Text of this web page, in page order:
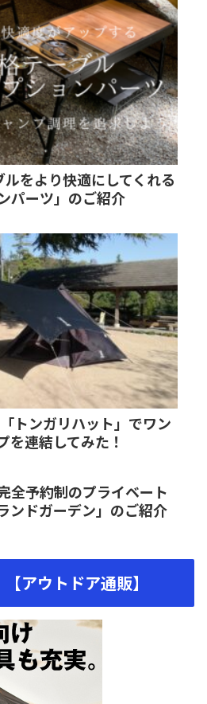
をより快適にしてくれる
パーツ」のご紹介
トンガリハット」でワン
を連結してみた！
全予約制のプライベート
ンドガーデン」のご紹介
アウトドア通販】